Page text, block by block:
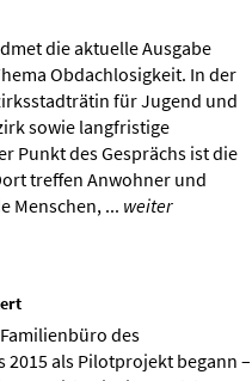
die aktuelle Ausgabe
Obdachlosigkeit. In der
für Jugend und
sowie langfristige
Punkt des Gesprächs ist die
treffen Anwohner und
Menschen, ... weiter
des
als Pilotprojekt begann –